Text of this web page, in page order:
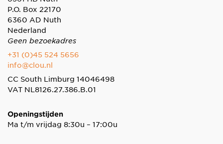
P.O. Box 22170
6360 AD Nuth
Nederland
Geen bezoekadres
+31 (0)45 524 5656
info@clou.nl
CC South Limburg 14046498
VAT NL8126.27.386.B.01
Openingstijden
Ma t/m vrijdag 8:30u – 17:00u